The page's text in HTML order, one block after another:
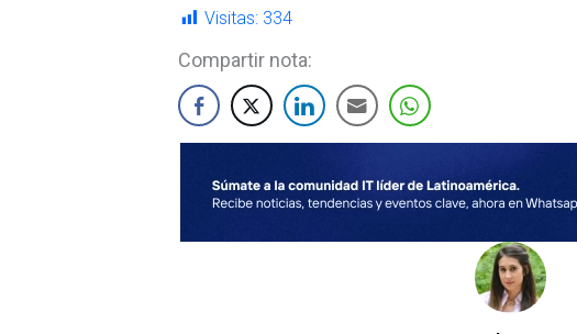
Visitas: 334
Compartir nota: